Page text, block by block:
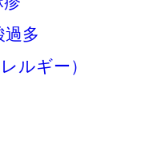
過多
ルギー）